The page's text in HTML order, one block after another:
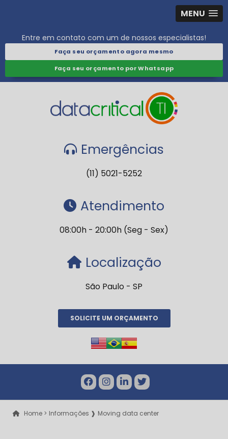
MENU
Entre em contato com um de nossos especialistas!
Faça seu orçamento agora mesmo
Faça seu orçamento por Whatsapp
Emergências
(11) 5021-5252
Atendimento
08:00h - 20:00h (Seg - Sex)
Localização
São Paulo - SP
SOLICITE UM ORÇAMENTO
Home > Informações ❱ Moving data center